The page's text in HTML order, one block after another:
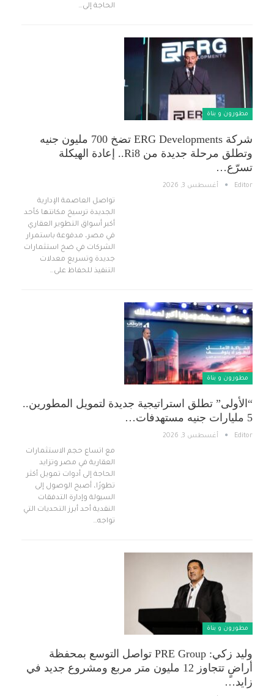
الحاجة إلى…
مطورون و بناة
شركة ERG Developments تضخ 700 مليون جنيه
وتطلق مرحلة جديدة من Ri8.. إعادة الهيكلة
تسرّع…
Editor أغسطس 3, 2026
تواصل العاصمة الإدارية
الجديدة ترسيخ مكانتها كأحد
أكبر أسواق التطوير العقاري
في مصر، مدفوعة باستمرار
الشركات في ضخ استثمارات
جديدة وتسريع معدلات
التنفيذ للحفاظ على…
مطورون و بناة
“الأولى” تطلق استراتيجية جديدة لتمويل المطورين..
5 مليارات جنيه مستهدفات…
Editor أغسطس 3, 2026
مع اتساع حجم الاستثمارات
العقارية في مصر وتزايد
الحاجة إلى أدوات تمويل أكثر
تطورًا، أصبح الوصول إلى
السيولة وإدارة التدفقات
النقدية أحد أبرز التحديات التي
تواجه…
مطورون و بناة
وليد زكي: PRE Group تواصل التوسع بمحفظة
أراضٍ تتجاوز 12 مليون متر مربع ومشروع جديد في
زايد…